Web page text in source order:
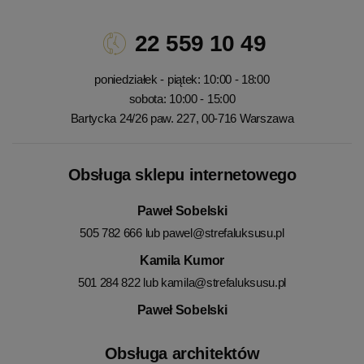
22 559 10 49
poniedziałek - piątek: 10:00 - 18:00
sobota: 10:00 - 15:00
Bartycka 24/26 paw. 227, 00-716 Warszawa
Obsługa sklepu internetowego
Paweł Sobelski
505 782 666 lub pawel@strefaluksusu.pl
Kamila Kumor
501 284 822 lub kamila@strefaluksusu.pl
Paweł Sobelski
Obsługa architektów